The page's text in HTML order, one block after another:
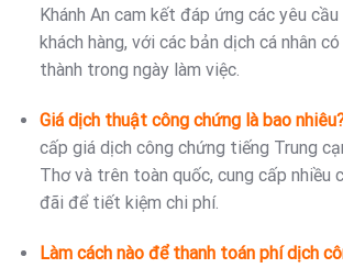
Khánh An cam kết đáp ứng các yêu
khách hàng, với các bản dịch cá nhân
thành trong ngày làm việc.
Giá dịch thuật công chứng là bao
cấp giá dịch công chứng tiếng Trung
Thơ và trên toàn quốc, cung cấp nhiều
đãi để tiết kiệm chi phí.
Làm cách nào để thanh toán phí dịch